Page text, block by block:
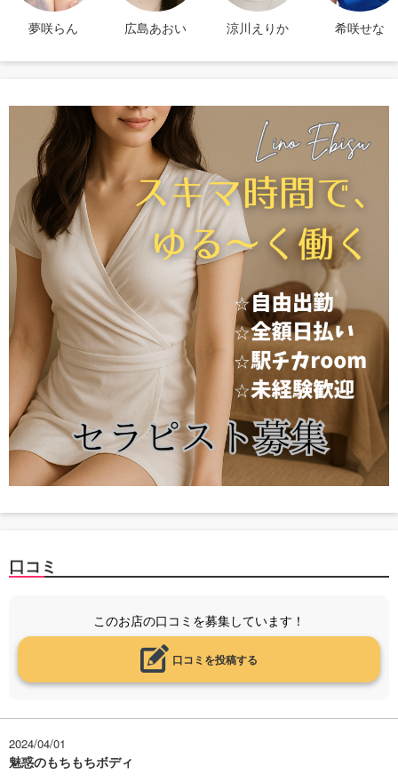
夢咲らん 広島あおい 涼川えりか 希咲せな
口コミ
このお店の口コミを募集しています！
口コミを投稿する
2024/04/01
魅惑のもちもちボディ